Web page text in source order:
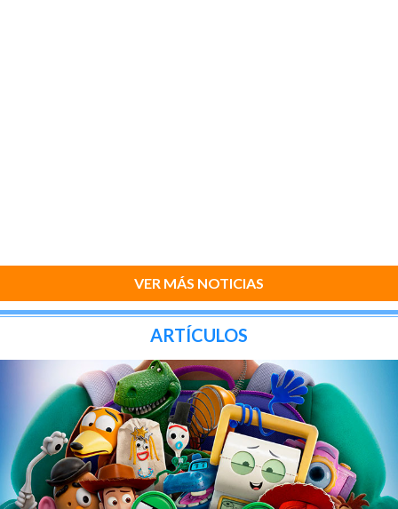
VER MÁS NOTICIAS
ARTÍCULOS